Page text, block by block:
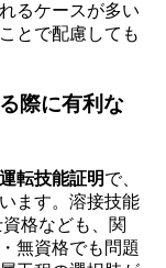
るケースが多い
とで配慮しても
際に有利な
転技能証明で、
ます。溶接技能
格なども、関
無資格でも問題